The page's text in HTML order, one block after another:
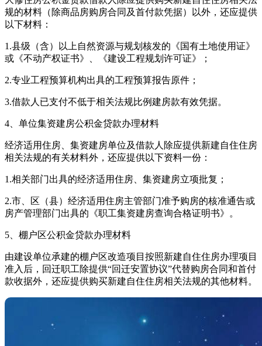
规的材料（除商品房购房合同及首付款凭据）以外，还应提供
以下材料：
1.县级（含）以上自然资源与规划核发的《国有土地使用证》
或《不动产权证书》、《建设工程规划许可证》；
2.专业工程预算机构出具的工程预算报告原件；
3.借款人已支付不低于相关法规比例建房款有效凭据。
4、单位集资建房公积金贷款办理材料
经济适用住房、集资建房单位及借款人除应提供新建自住住房
相关法规的有关材料外，还应提供以下资料一份：
1.相关部门出具的经济适用住房、集资建房立项批复；
2.市、区（县）经济适用住房主管部门准予购房的核准通告或
房产管理部门出具的《职工集资建房查询合格证明书》。
5、棚户区公积金贷款办理材料
由建设单位承建的棚户区改造项目按照新建自住住房办理项目
准入后，回迁职工除提供“回迁安置协议”代替购房合同和首付
款收据外，还应提供购买新建自住住房相关法规的其他材料。